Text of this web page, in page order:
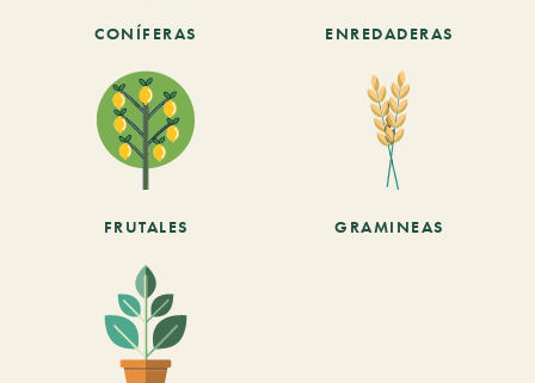
CONÍFERAS ENREDADERAS
FRUTALES GRAMINEAS